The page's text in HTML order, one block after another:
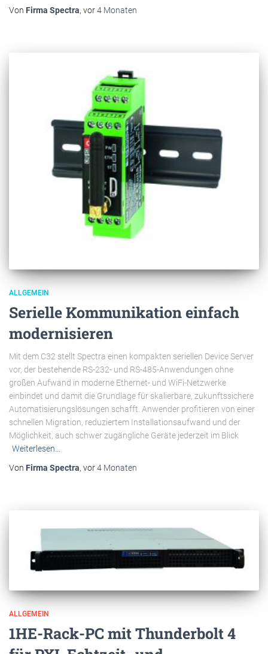
Von Firma Spectra, vor4 Monaten
ALLGEMEIN
Serielle Kommunikation einfach
modernisieren
Mit dem C32 stellt Spectra einen kompakten seriellen Device Server
vor, der bestehende RS-232- und RS-485-Anwendungen ohne
großen Aufwand in moderne Ethernet- und WiFi-Netzwerke
einbindet und damit die Grundlage für skalierbare, zukunftssichere
Automatisierungslösungen schafft. Anwender profitieren von einer
schnellen Migration, reduziertem Installationsaufwand und der
Möglichkeit, auch schwer zugängliche Geräte jederzeit im Blick
Weiterlesen…
Von Firma Spectra, vor4 Monaten
ALLGEMEIN
1HE-Rack-PC mit Thunderbolt 4